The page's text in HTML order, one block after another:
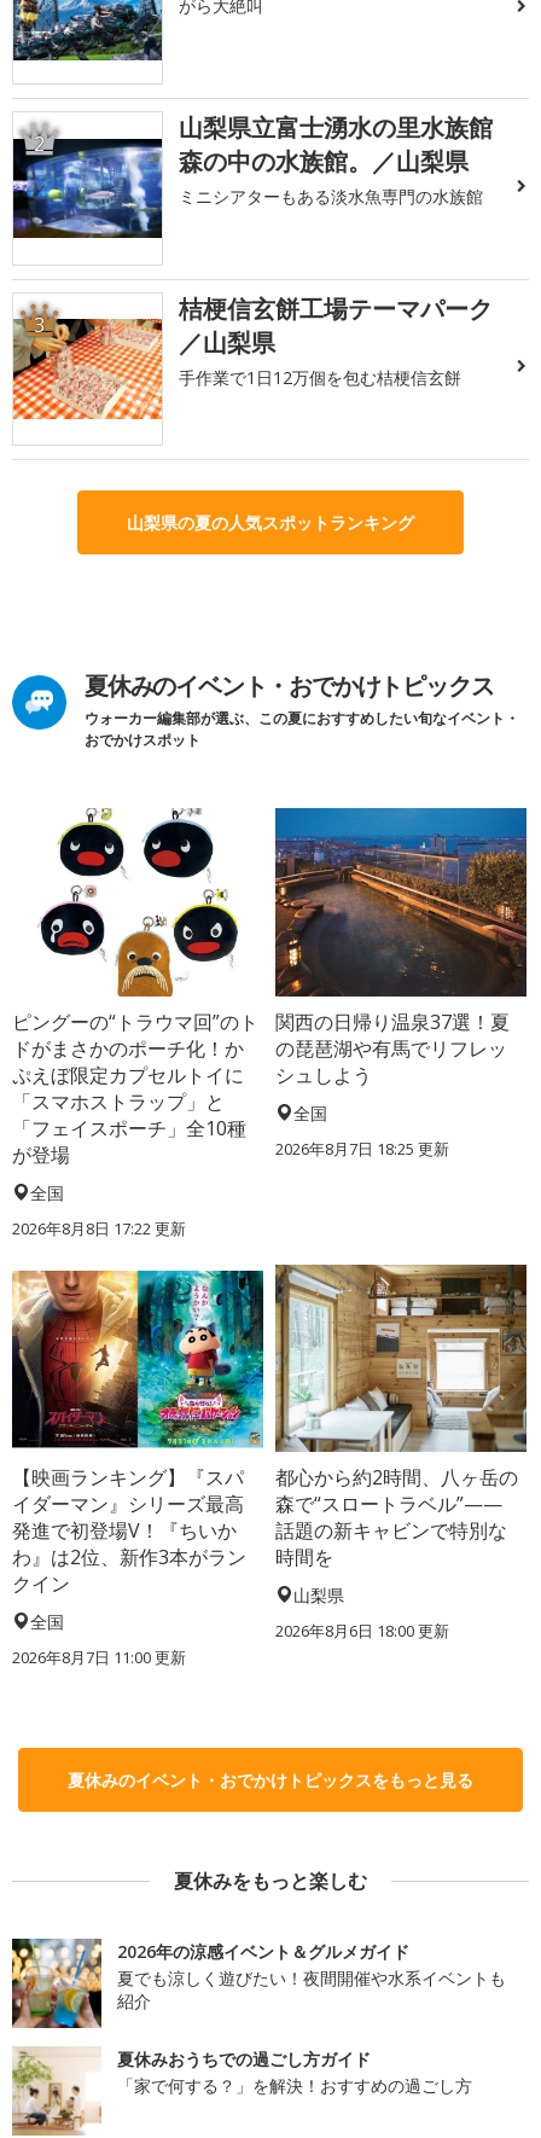
がら大絶叫
2
山梨県立富士湧水の里水族館
森の中の水族館。／山梨県
ミニシアターもある淡水魚専門の水族館
3
桔梗信玄餅工場テーマパーク
／山梨県
手作業で1日12万個を包む桔梗信玄餅
山梨県の夏の人気スポットランキング
夏休みのイベント・おでかけトピックス
ウォーカー編集部が選ぶ、この夏におすすめしたい旬なイベント・
おでかけスポット
ピングーの“トラウマ回”のト
ドがまさかのポーチ化！か
ぷえぼ限定カプセルトイに
「スマホストラップ」と
「フェイスポーチ」全10種
が登場
全国
2026年8月8日 17:22更新
関西の日帰り温泉37選！夏
の琵琶湖や有馬でリフレッ
シュしよう
全国
2026年8月7日 18:25 更新
【映画ランキング】『スパ
イダーマン』シリーズ最高
発進で初登場V！『ちいか
わ』は2位、新作3本がラン
クイン
全国
2026年8月7日 11:00更新
都心から約2時間、八ヶ岳の
森で“スロートラベル”——
話題の新キャビンで特別な
時間を
山梨県
2026年8月6日 18:00更新
夏休みのイベント・おでかけトピックスをもっと見る
夏休みをもっと楽しむ
2026年の涼感イベント＆グルメガイド
夏でも涼しく遊びたい！夜間開催や水系イベントも
紹介
夏休みおうちでの過ごし方ガイド
「家で何する？」を解決！おすすめの過ごし方